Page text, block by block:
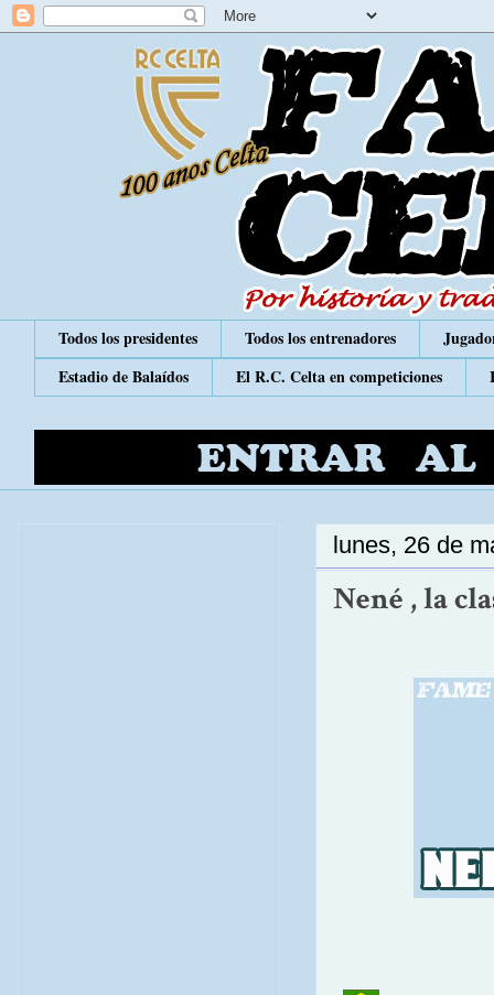
Todos los presidentes Todos los entrenadores
Estadio de Balaídos
El R.C. Celta en competiciones
lunes, 26 de
Nené , la